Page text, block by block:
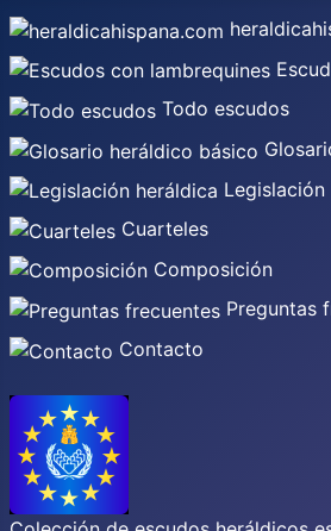
Todo escudos
Legislación
Cuarteles
Composición
Preguntas
Contacto